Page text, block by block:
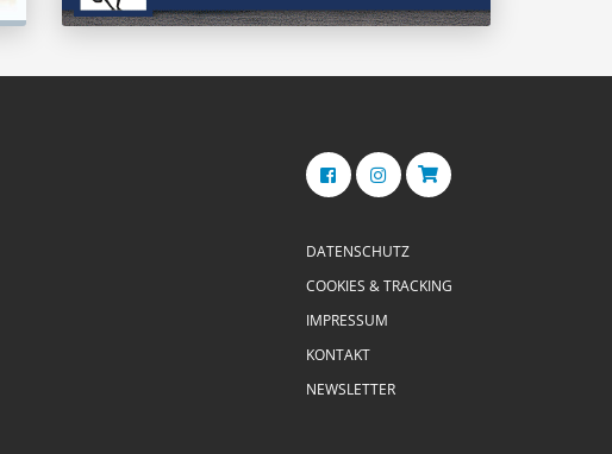
DATENSCHUTZ
COOKIES & TRACKING
IMPRESSUM
KONTAKT
NEWSLETTER